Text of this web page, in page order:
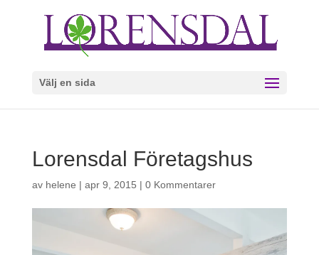
Välj en sida
Lorensdal Företagshus
av helene | apr 9, 2015 | 0 Kommentarer